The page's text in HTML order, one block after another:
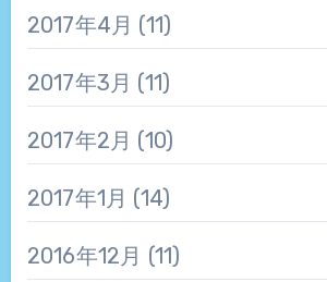
2017年4月 (11)
2017年3月 (11)
2017年2月 (10)
2017年1月 (14)
2016年12月 (11)